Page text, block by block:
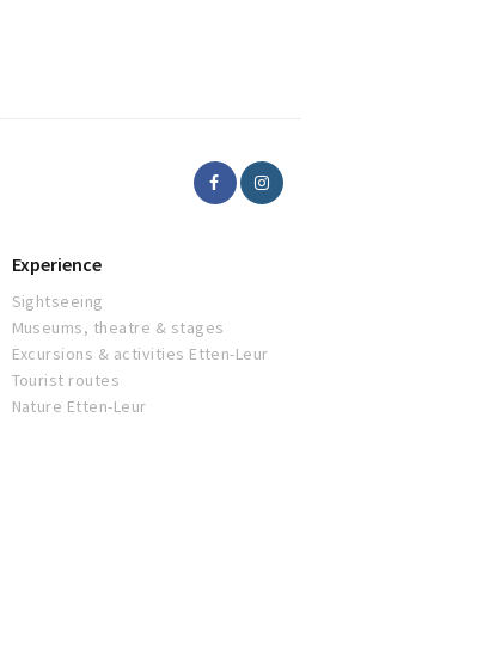
Experience
Sightseeing
Museums, theatre & stages
Excursions & activities Etten-Leur
Tourist routes
Nature Etten-Leur